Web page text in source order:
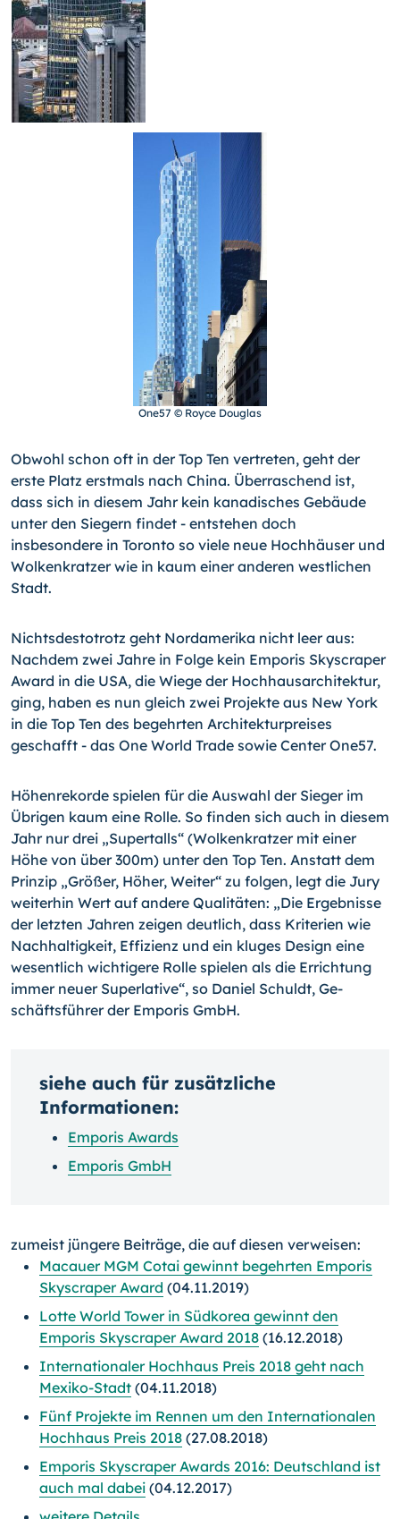
One57 © Royce Douglas
Obwohl schon oft in der Top Ten vertreten, geht der
erste Platz erstmals nach China. Überraschend ist,
dass sich in die­sem Jahr kein kanadisches Gebäude
unter den Siegern findet - entstehen doch
insbesondere in Toronto so viele neue Hoch­häuser und
Wolkenkratzer wie in kaum einer anderen west­lichen
Stadt.
Nichtsdestotrotz geht Nordamerika nicht leer aus:
Nachdem zwei Jahre in Folge kein Emporis Skyscraper
Award in die USA, die Wiege der Hochhausarchitektur,
ging, haben es nun gleich zwei Projekte aus New York
in die Top Ten des begehrten Ar­chitekturpreises
geschafft - das One World Trade sowie Center One57.
Höhenrekorde spielen für die Auswahl der Sieger im
Übrigen kaum eine Rolle. So finden sich auch in diesem
Jahr nur drei „Supertalls“ (Wolkenkratzer mit einer
Höhe von über 300m) unter den Top Ten. Anstatt dem
Prinzip „Größer, Höher, Wei­ter“ zu folgen, legt die Jury
weiterhin Wert auf andere Qua­litäten: „Die Ergebnisse
der letzten Jahren zeigen deutlich, dass Kriterien wie
Nachhaltigkeit, Effizienz und ein kluges Design eine
wesentlich wich­tigere Rolle spielen als die Errichtung
immer neuer Superlative“, so Daniel Schuldt, Ge­
schäftsführer der Emporis GmbH.
siehe auch für zusätzliche
Informationen:
Emporis Awards
Emporis GmbH
zumeist jüngere Beiträge, die auf diesen verweisen:
Macauer MGM Cotai gewinnt begehrten Emporis
Skyscraper Award (04.11.2019)
Lotte World Tower in Südkorea gewinnt den
Emporis Skyscraper Award 2018 (16.12.2018)
Internationaler Hochhaus Preis 2018 geht nach
Mexiko-Stadt (04.11.2018)
Fünf Projekte im Rennen um den Internationalen
Hochhaus Preis 2018 (27.08.2018)
Emporis Skyscraper Awards 2016: Deutschland ist
auch mal dabei (04.12.2017)